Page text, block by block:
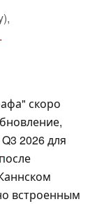
скоро
2026 для
после
встроенным